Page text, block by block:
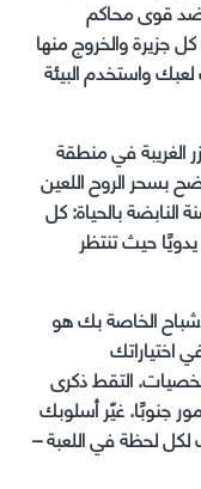
ضد قوى محاكم
جزيرة والخروج منها
واستخدم البيئة
الغريبة في منطقة
بسحر الروح اللعين
النابضة بالحياة: كل
حيث تنتظر
الخاصة بك هو
اختياراتك
التقط ذكرى
جنوبًا. غيّر أسلوبك
لحظة في اللعبة –